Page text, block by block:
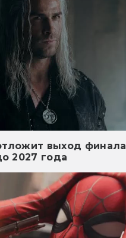
выход финала
2027 года